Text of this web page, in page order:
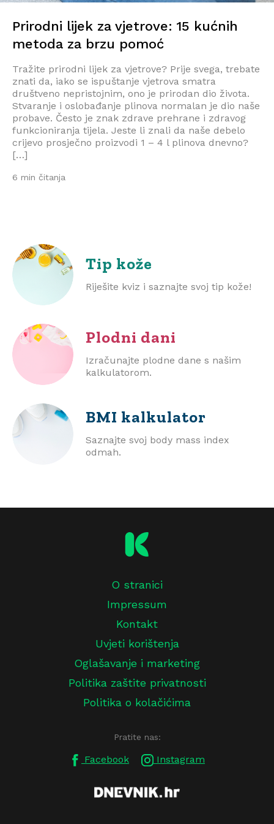
Prirodni lijek za vjetrove: 15 kućnih
metoda za brzu pomoć
Tražite prirodni lijek za vjetrove? Prije svega, trebate
znati da, iako se ispuštanje vjetrova smatra
društveno nepristojnim, ono je prirodan dio života.
Stvaranje i oslobađanje plinova normalan je dio naše
probave. Često je znak zdrave prehrane i zdravog
funkcioniranja tijela. Jeste li znali da naše debelo
crijevo prosječno proizvodi 1 – 4 l plinova dnevno?
[…]
6 min čitanja
Tip kože
Riješite kviz i saznajte svoj tip kože!
Plodni dani
Izračunajte plodne dane s našim
kalkulatorom.
BMI kalkulator
Saznajte svoj body mass index
odmah.
O stranici
Impressum
Kontakt
Uvjeti korištenja
Oglašavanje i marketing
Politika zaštite privatnosti
Politika o kolačićima
Pratite nas:
Facebook Instagram